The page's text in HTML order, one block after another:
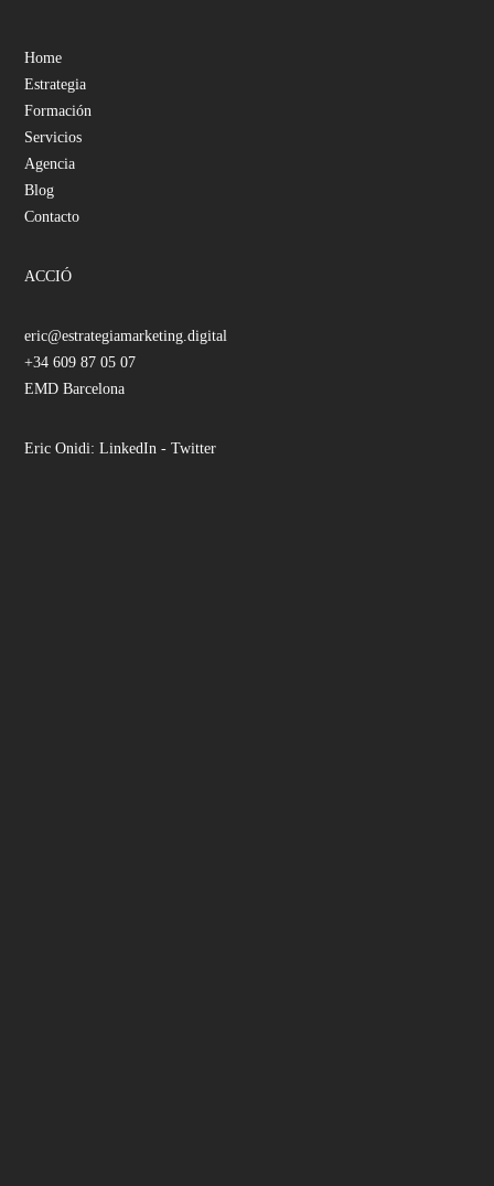
Home
Estrategia
Formación
Servicios
Agencia
Blog
Contacto
ACCIÓ
eric@estrategiamarketing.digital
+34 609 87 05 07
EMD Barcelona
Eric Onidi:LinkedIn -Twitter